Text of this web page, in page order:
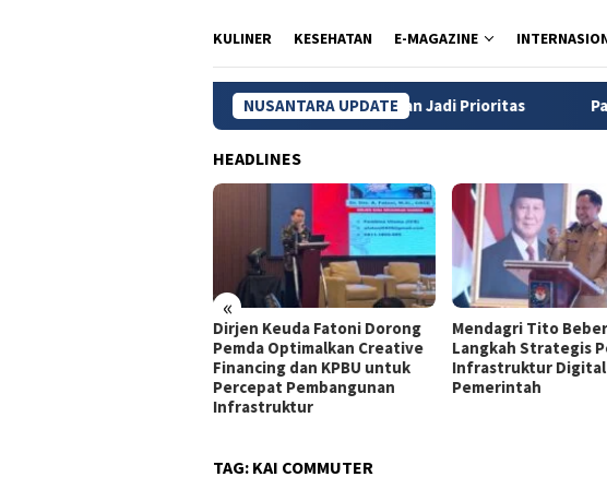
KULINER KESEHATAN E-MAGAZINE
NUSANTARA UPDATE
Wilayah 3T dan Kelompok Rentan Jadi Prioritas Pasar Batik
HEADLINES
«
Dirjen Keuda Fatoni Dorong
Pemda Optimalkan Creative
Financing dan KPBU untuk
Percepat Pembangunan
Infrastruktur
Mendagri Tito
Langkah Strategis
Infrastruktur Digital
Pemerintah
TAG: KAI COMMUTER